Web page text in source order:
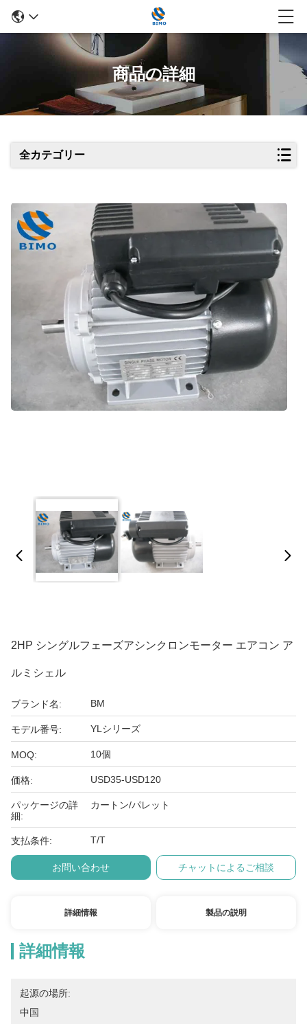
商品の詳細
全カテゴリー
2HP シングルフェーズアシンクロンモーター エアコン ア
ルミシェル
ブランド名: BM
モデル番号: YLシリーズ
MOQ: 10個
価格: USD35-USD120
パッケージの詳
細:
カートン/パレット
支払条件: T/T
お問い合わせ チャットによるご相談
詳細情報 製品の説明
詳細情報
起源の場所:
中国